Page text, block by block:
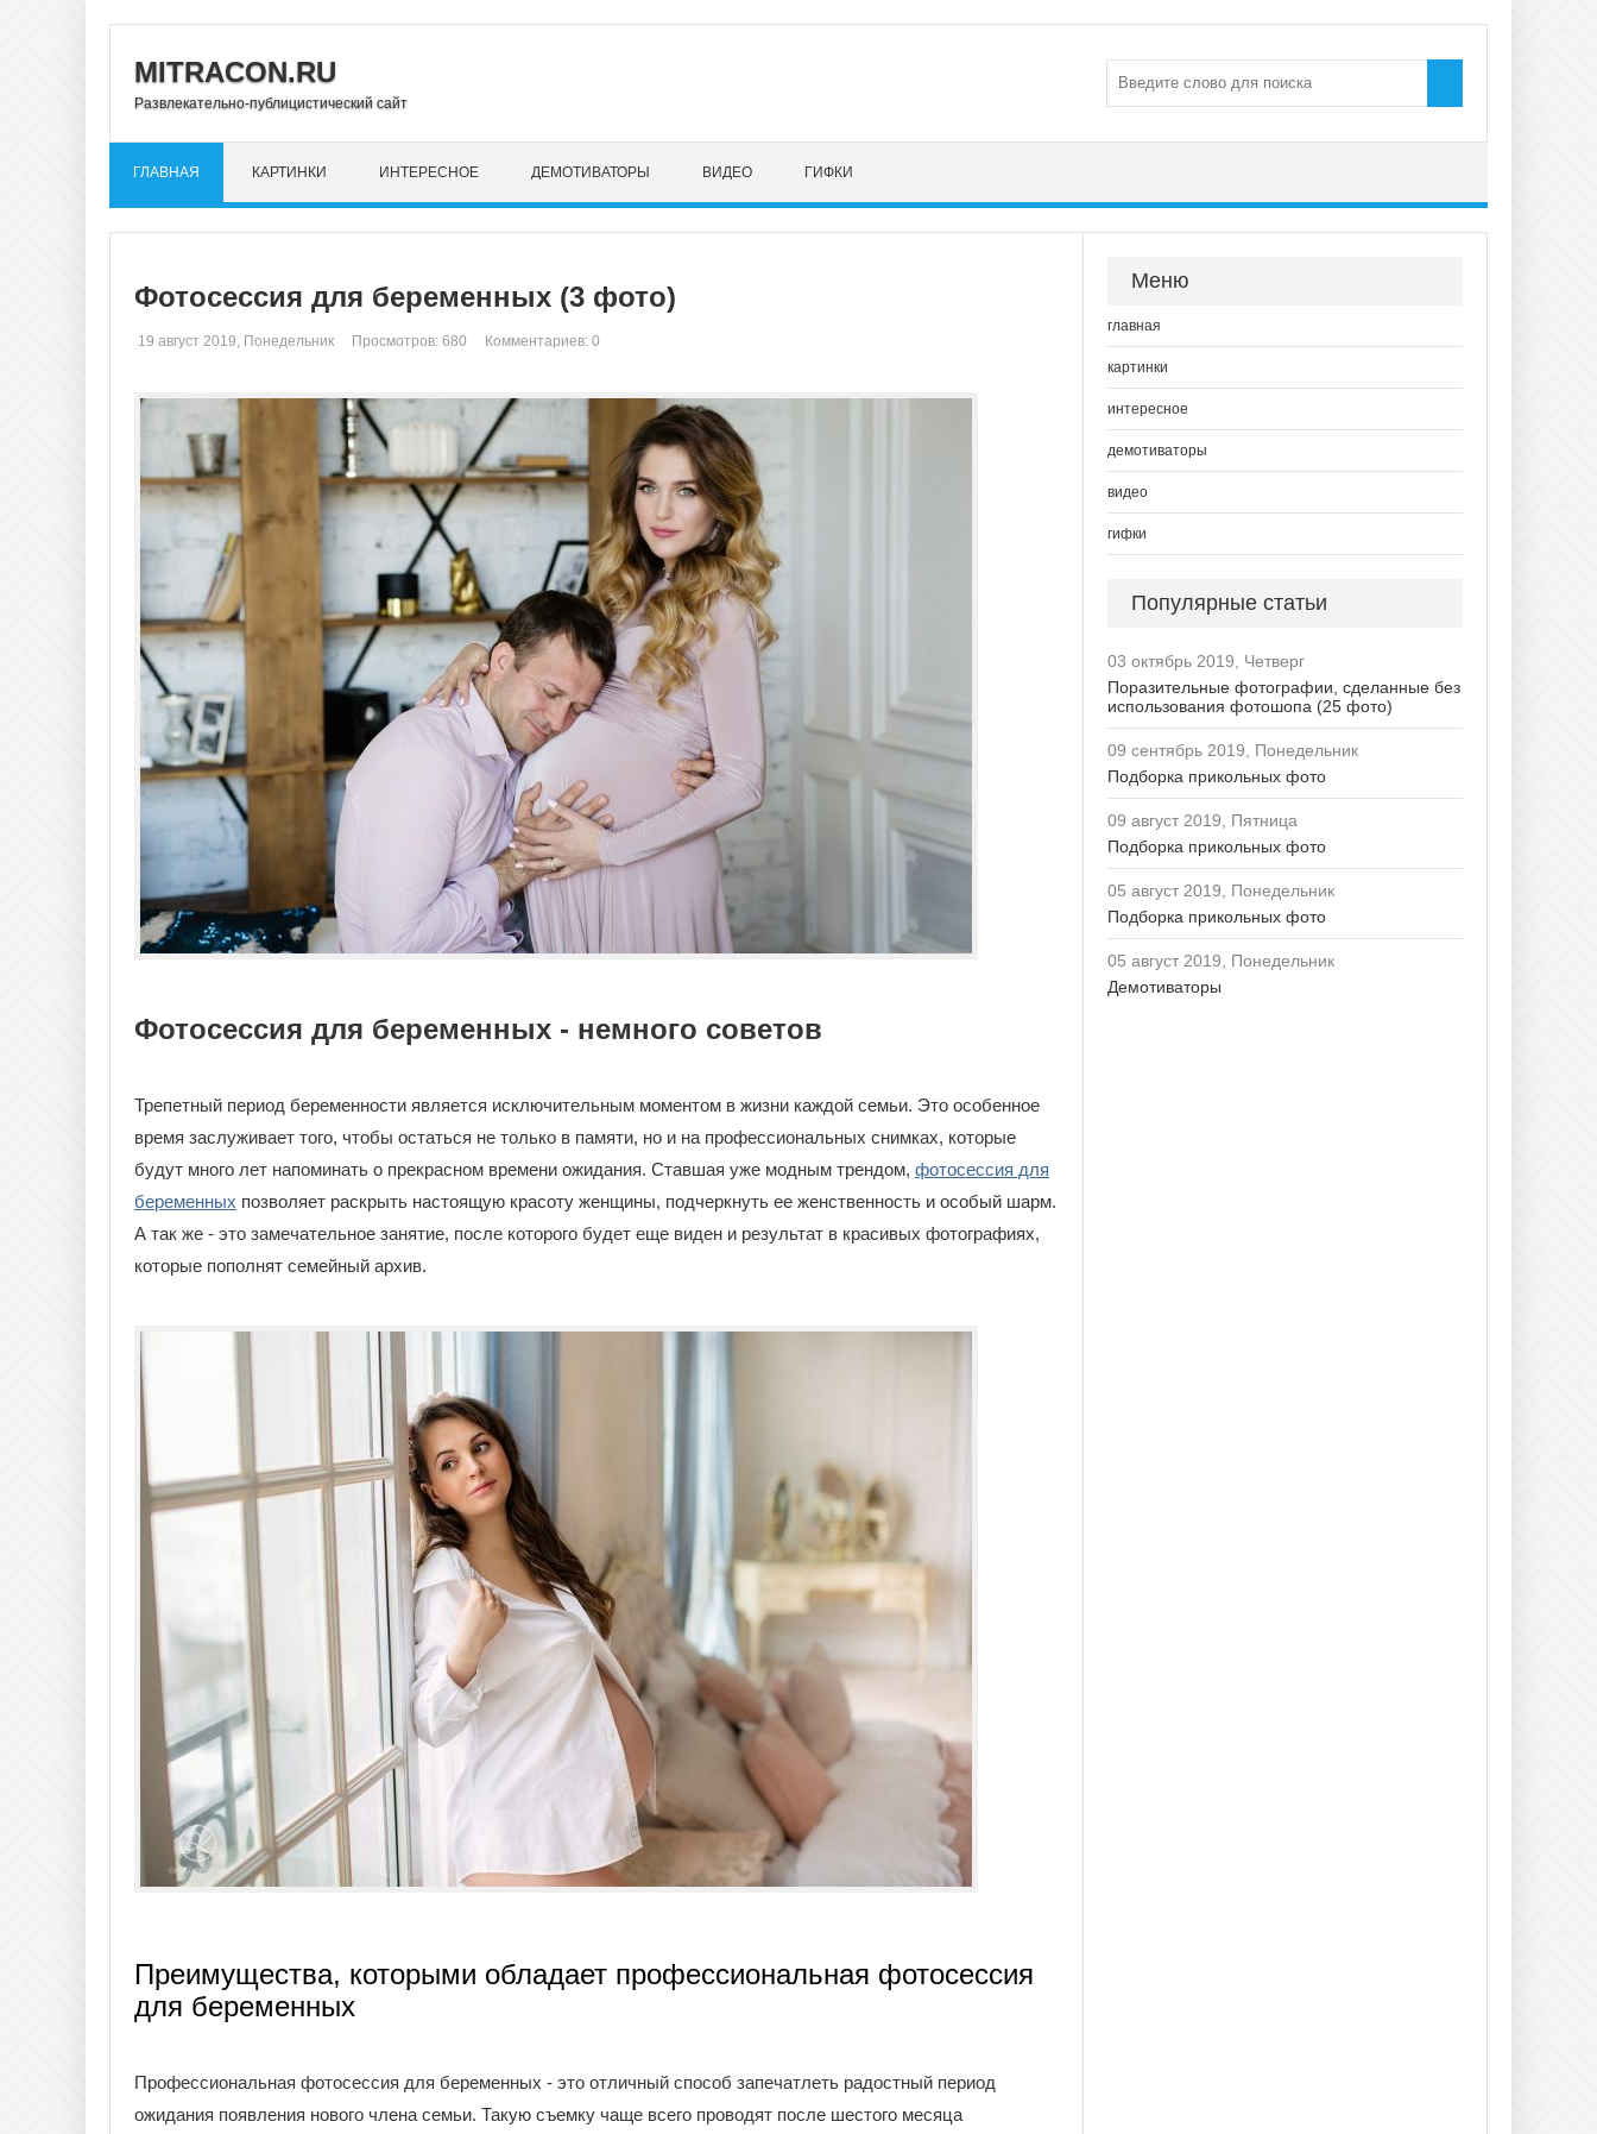
MITRACON.RU
Развлекательно-публицистический сайт
ГЛАВНАЯ КАРТИНКИ ИНТЕРЕСНОЕ ДЕМОТИВАТОРЫ ВИДЕО ГИФКИ
Фотосессия для беременных (3 фото)
19 август 2019, Понедельник Просмотров: 680 Комментариев: 0
Фотосессия для беременных - немного советов
Трепетный период беременности является исключительным моментом в жизни каждой семьи. Это особенное
время заслуживает того, чтобы остаться не только в памяти, но и на профессиональных снимках, которые
будут много лет напоминать о прекрасном времени ожидания. Ставшая уже модным трендом, фотосессия для
беременных позволяет раскрыть настоящую красоту женщины, подчеркнуть ее женственность и особый шарм.
А так же - это замечательное занятие, после которого будет еще виден и результат в красивых фотографиях,
которые пополнят семейный архив.
Преимущества, которыми обладает профессиональная фотосессия
для беременных
Профессиональная фотосессия для беременных - это отличный способ запечатлеть радостный период
ожидания появления нового члена семьи. Такую съемку чаще всего проводят после шестого месяца
Меню
главная
картинки
интересное
демотиваторы
видео
гифки
Популярные статьи
03 октябрь 2019, Четверг
Поразительные фотографии, сделанные без
использования фотошопа (25 фото)
09 сентябрь 2019, Понедельник
Подборка прикольных фото
09 август 2019, Пятница
Подборка прикольных фото
05 август 2019, Понедельник
Подборка прикольных фото
05 август 2019, Понедельник
Демотиваторы